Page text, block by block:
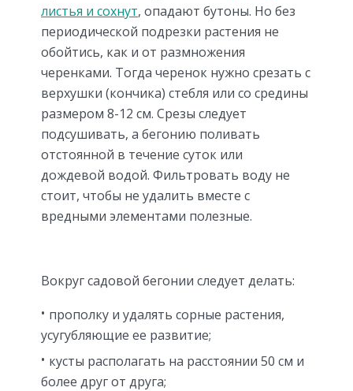
листья и сохнут, опадают бутоны. Но без
периодической подрезки растения не
обойтись, как и от размножения
черенками. Тогда черенок нужно срезать с
верхушки (кончика) стебля или со средины
размером 8-12 см. Срезы следует
подсушивать, а бегонию поливать
отстоянной в течение суток или
дождевой водой. Фильтровать воду не
стоит, чтобы не удалить вместе с
вредными элементами полезные.
Вокруг садовой бегонии следует делать:
прополку и удалять сорные растения,
усугубляющие ее развитие;
кусты располагать на расстоянии 50 см и
более друг от друга;